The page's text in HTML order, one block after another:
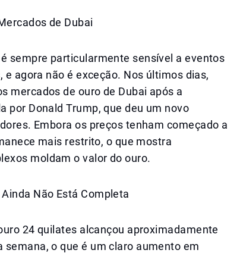
de Dubai
sempre particularmente sensível a eventos
agora não é exceção. Nos últimos dias,
mercados de ouro de Dubai após a
por Donald Trump, que deu um novo
Embora os preços tenham começado a
mais restrito, o que mostra
moldam o valor do ouro.
Não Está Completa
24 quilates alcançou aproximadamente
o que é um claro aumento em